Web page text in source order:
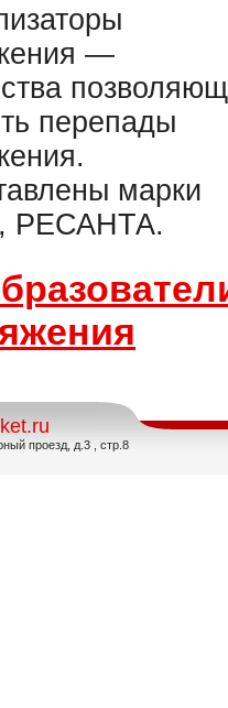
—
перепады
марки
РЕСАНТА.
проезд, д.3 , стр.8